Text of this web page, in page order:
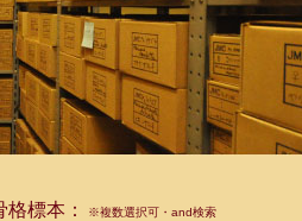
格標本： ※複数選択可・and検索